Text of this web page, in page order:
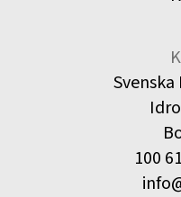
100